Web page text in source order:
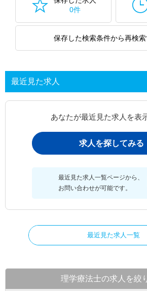
0件
保存した検索条件から再検
最近見た求人
あなたが最近見た求人を表
求人を探してみる
最近見た求人一覧ページから、
お問い合わせが可能です。
最近見た求人一覧
理学療法士の求人を絞